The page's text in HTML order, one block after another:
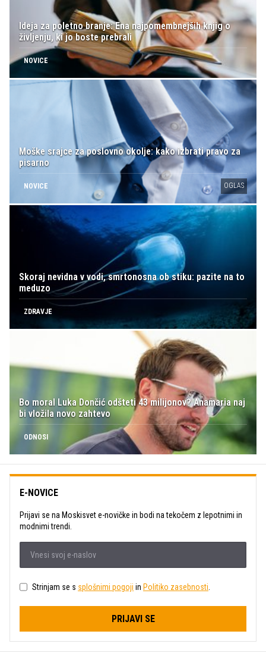
Ideja za poletno branje: Ena najpomembnejših knjig o
življenju, ki jo boste prebrali
NOVICE
Moške srajce za poslovno okolje: kako izbrati pravo za
pisarno
NOVICE OGLAS
Skoraj nevidna v vodi, smrtonosna ob stiku: pazite na to
meduzo
ZDRAVJE
Bo moral Luka Dončić odšteti 43 milijonov? Anamaria naj
bi vložila novo zahtevo
ODNOSI
E-NOVICE
Prijavi se na Moskisvet e-novičke in bodi na tekočem z lepotnimi in
modnimi trendi.
Strinjam se s splošnimi pogoji in Politiko zasebnosti
PRIJAVI SE